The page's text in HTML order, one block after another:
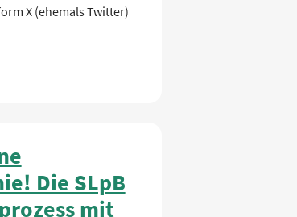
X (ehemals Twitter)
Die SLpB
mit